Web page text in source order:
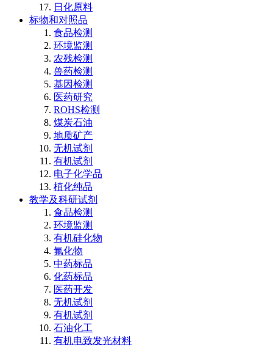
日化原料
标物和对照品
食品检测
环境监测
农残检测
兽药检测
基因检测
医药研究
ROHS检测
煤炭石油
地质矿产
无机试剂
有机试剂
电子化学品
植化纯品
教学及科研试剂
食品检测
环境监测
有机硅化物
氟化物
中药标品
化药标品
医药开发
无机试剂
有机试剂
石油化工
有机电致发光材料